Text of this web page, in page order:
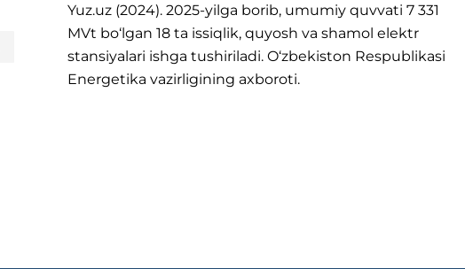
Yuz.uz (2024). 2025-yilga borib, umumiy quvvati 7 331
MVt bo‘lgan 18 ta issiqlik, quyosh va shamol elektr
stansiyalari ishga tushiriladi. O‘zbekiston Respublikasi
Energetika vazirligining axboroti.